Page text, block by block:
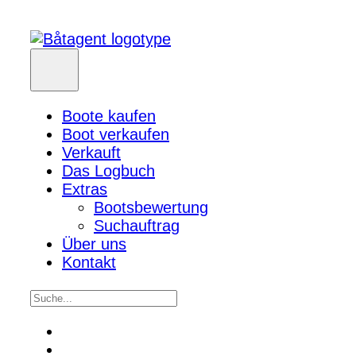
Boote kaufen
Boot verkaufen
Verkauft
Das Logbuch
Extras
Bootsbewertung
Suchauftrag
Über uns
Kontakt